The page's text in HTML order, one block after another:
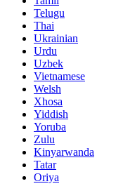
Telugu
Thai
Ukrainian
Urdu
Uzbek
Vietnamese
Welsh
Xhosa
Yiddish
Yoruba
Zulu
Kinyarwanda
Tatar
Oriya